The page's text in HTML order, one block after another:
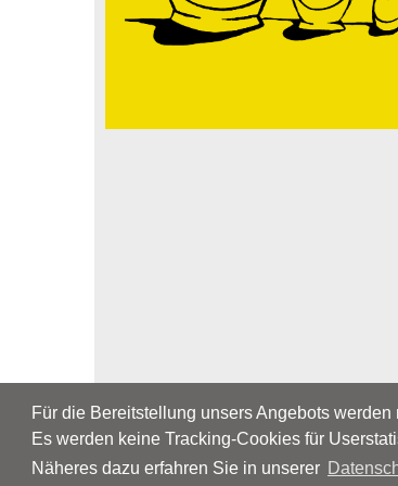
Für die Bereitstellung unsers Angebots
Es werden keine Tracking-Cookies für
Näheres dazu erfahren Sie in unserer